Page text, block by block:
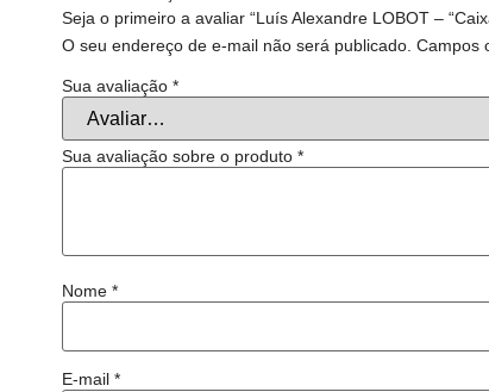
Seja o primeiro a avaliar “Luís Alexandre LOBOT –
O seu endereço de e-mail não será publicado. Campos
Sua avaliação *
Sua avaliação sobre o produto *
Nome *
E-mail *